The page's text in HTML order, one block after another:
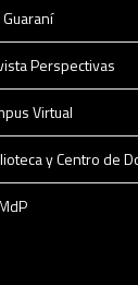
Guaraní
Perspectivas
Virtual
y Centro de